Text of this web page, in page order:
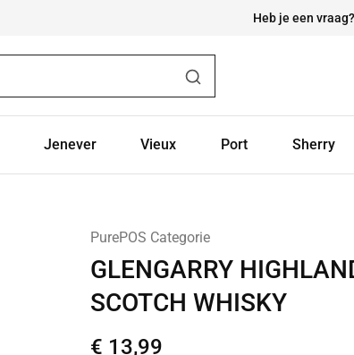
Heb je een vraag?
Jenever Vieux Port Sherry
PurePOS Categorie
GLENGARRY
SCOTCH WHISKY
€ 13,99